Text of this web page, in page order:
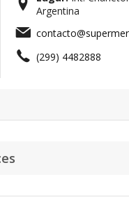
Argentina
(299) 4482888